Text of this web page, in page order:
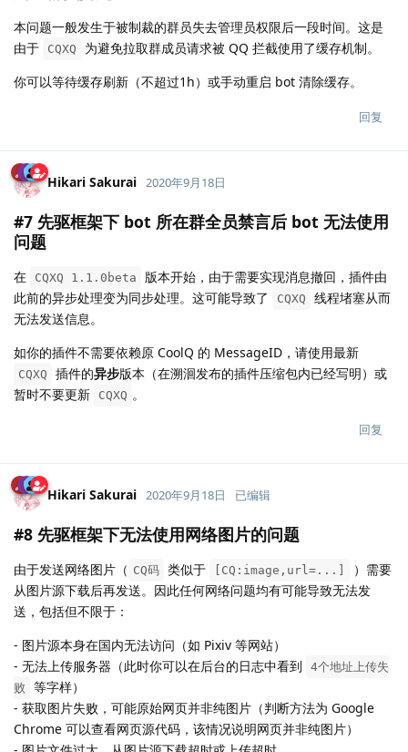
本问题一般发生于被制裁的群员失去管理员权限后一段时间。这是
由于
CQXQ
为避免拉取群成员请求被 QQ 拦截使用了缓存机制。
你可以等待缓存刷新（不超过1h）或手动重启 bot 清除缓存。
回复
Hikari Sakurai 2020年9月18日
#7 先驱框架下 bot 所在群全员禁言后 bot 无法使用
问题
在 CQXQ 1.1.0beta
版本开始，由于需要实现消息撤回，插件由
此前的异步处理变为同步处理。这可能导致了
CQXQ
线程堵塞从而
无法发送信息。
如你的插件不需要依赖原 CoolQ 的 MessageID，请使用最新
CQXQ 插件的异步版本（在溯洄发布的插件压缩包内已经写明）或
暂时不要更新
CQXQ 。
回复
Hikari Sakurai 2020年9月18日 已编辑
#8 先驱框架下无法使用网络图片的问题
由于发送网络图片（ CQ码 类似于 [CQ:image,url=...]
）需要
从图片源下载后再发送。因此任何网络问题均有可能导致无法发
送，包括但不限于：
- 图片源本身在国内无法访问（如 Pixiv 等网站）
- 无法上传服务器（此时你可以在后台的日志中看到
4个地址上传失
败 等字样）
- 获取图片失败，可能原始网页并非纯图片（判断方法为 Google
Chrome 可以查看网页源代码，该情况说明网页并非纯图片）